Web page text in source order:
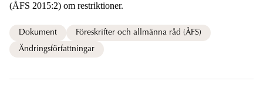
(ÅFS 2015:2) om restriktioner.
Dokument
Föreskrifter och allmänna råd (ÅFS)
Ändringsförfattningar